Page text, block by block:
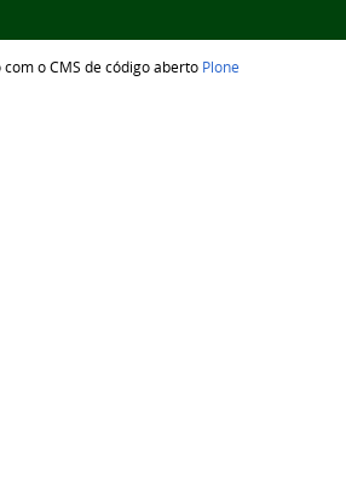
com o CMS de código aberto Plone